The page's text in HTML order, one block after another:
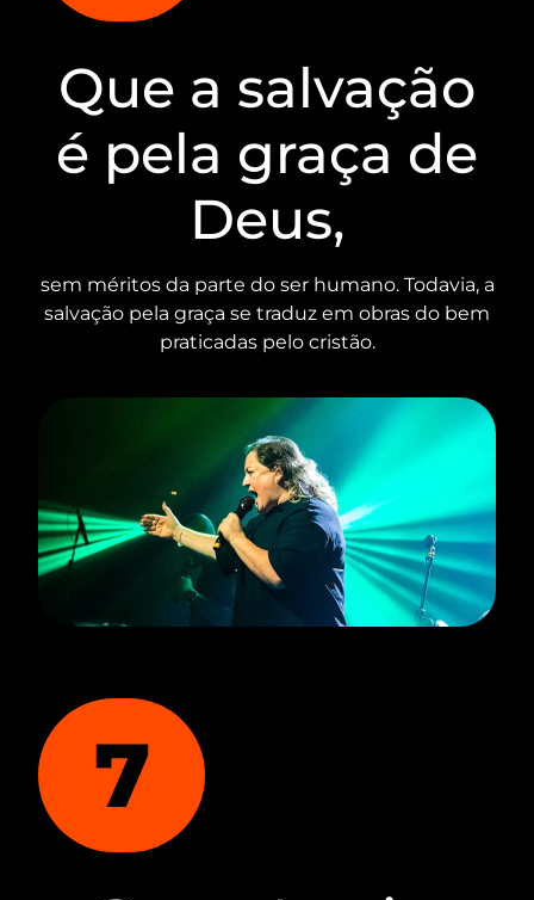
Que a salvação
é pela graça de
Deus,
sem méritos da parte do ser humano. Todavia, a
salvação pela graça se traduz em obras do bem
praticadas pelo cristão.
7